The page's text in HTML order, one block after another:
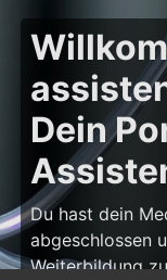
Dein
Du hast dein
abgeschlossen
Weiterbildung